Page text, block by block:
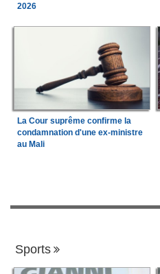
2026
La Cour suprême confirme la
condamnation d'une ex-ministre
au Mali
Sports